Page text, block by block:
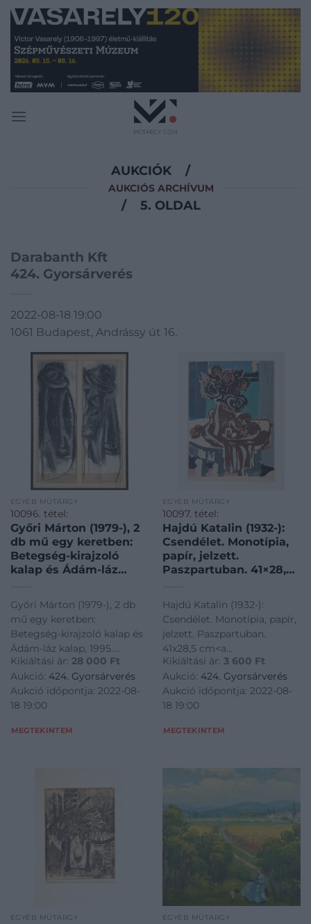
Skip
content
AUKCIÓK /
AUKCIÓS ARCHÍVUM
/ 5. OLDAL
Darabanth Kft
424. Gyorsárverés
2022-08-18 19:00
1061 Budapest, Andrássy út 16.
EGYÉB MŰTÁRGY
10096. tétel:
Győri Márton (1979-), 2
db mű egy keretben:
Betegség-kirajzoló
kalap és Ádám-láz
Bal oldali mű tetején
felületi sérüléssel. Fa
keretben. 82×27 cm
Győri Márton (1979-), 2 db
mű egy keretben:
Betegség-kirajzoló kalap és
Ádám-láz kalap, 1995.
Vegyes technika, papír.
Jelzett. Bal oldali mű tetején
felületi sérüléssel. Fa
keretben. 82x27 cm<a
Kikiáltási ár: 28 000 Ft
Aukció: 424. Gyorsárverés
Aukció időpontja: 2022-08-
18 19:00
MEGTEKINTEM
EGYÉB MŰTÁRGY
10097. tétel:
Hajdú Katalin (1932-):
Csendélet. Monotípia,
papír, jelzett.
Paszpartuban. 41×28,5
Hajdú Katalin (1932-):
Csendélet. Monotípia, papír,
jelzett. Paszpartuban.
41x28,5 cm<a
href="https://
es-grafikak/Festmenyek-es-
grafikak~500001/Hajdu-
Katalin-1932-Csendelet-
Kikiáltási ár: 3 600 Ft
Aukció: 424. Gyorsárverés
Aukció időpontja: 2022-08-
18 19:00
MEGTEKINTEM
EGYÉB MŰTÁRGY EGYÉB MŰTÁRGY